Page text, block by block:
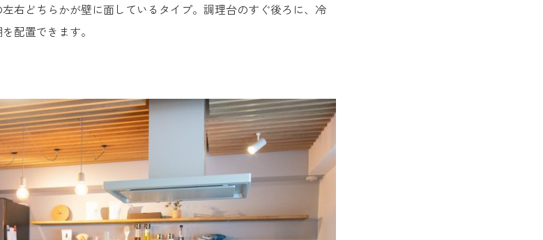
右どちらかが壁に面しているタイプ。調理台のすぐ後ろに、冷
配置できます。